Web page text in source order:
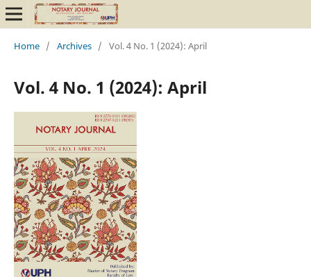
Home / Archives / Vol. 4 No. 1 (2024): April
Vol. 4 No. 1 (2024): April